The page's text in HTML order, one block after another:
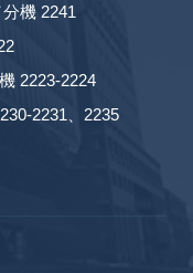
機 2241
2223-2224
2231、2235